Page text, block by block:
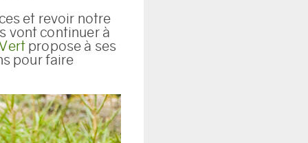
et revoir notre
vont continuer à
propose à ses
pour faire